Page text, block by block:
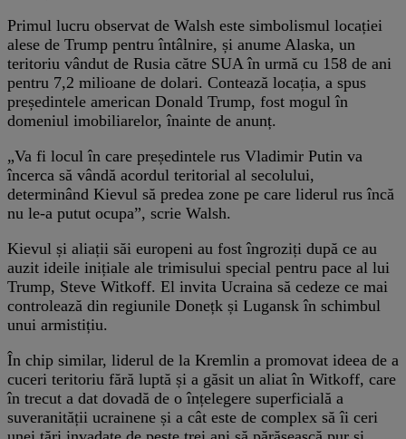
Primul lucru observat de Walsh este simbolismul locației
alese de Trump pentru întâlnire, și anume Alaska, un
teritoriu vândut de Rusia către SUA în urmă cu 158 de ani
pentru 7,2 milioane de dolari. Contează locația, a spus
președintele american Donald Trump, fost mogul în
domeniul imobiliarelor, înainte de anunț.
„Va fi locul în care președintele rus Vladimir Putin va
încerca să vândă acordul teritorial al secolului,
determinând Kievul să predea zone pe care liderul rus încă
nu le-a putut ocupa”, scrie Walsh.
Kievul și aliații săi europeni au fost îngroziți după ce au
auzit ideile inițiale ale trimisului special pentru pace al lui
Trump, Steve Witkoff. El invita Ucraina să cedeze ce mai
controlează din regiunile Donețk și Lugansk în schimbul
unui armistițiu.
În chip similar, liderul de la Kremlin a promovat ideea de a
cuceri teritoriu fără luptă și a găsit un aliat în Witkoff, care
în trecut a dat dovadă de o înțelegere superficială a
suveranității ucrainene și a cât este de complex să îi ceri